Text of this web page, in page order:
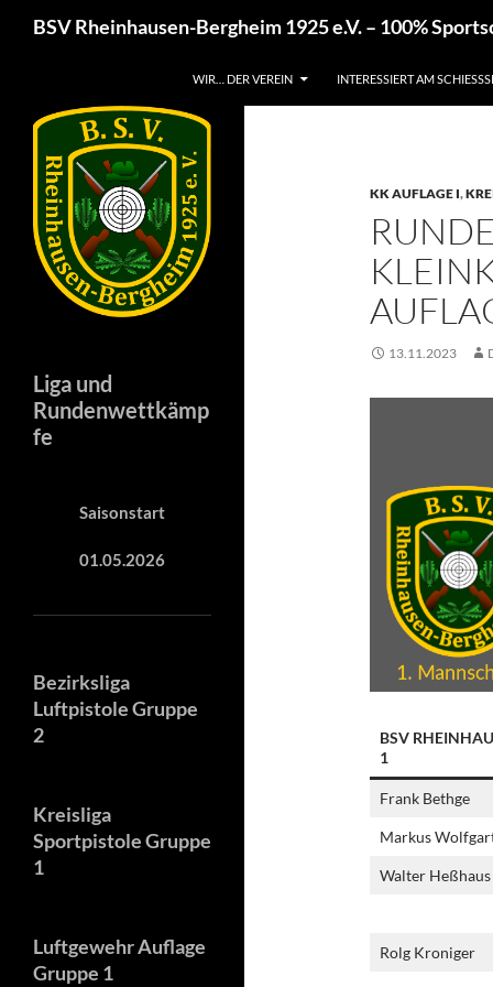
InhaltBSV Rheinhausen-Bergheim 1925 e.V. – 100%
WIR… DER VEREIN INTERESSIERT AM
KK AUFLAGE I,
13.11.2023
BSV
1
Frank Bethge
Markus
Walter Heßhaus
Rolg Kroniger
Liga und
Rundenwettkämp
fe
Saisonstart
01.05.2026
Bezirksliga
Luftpistole Gruppe
2
Kreisliga
Sportpistole Gruppe
1
Luftgewehr Auflage
Gruppe 1